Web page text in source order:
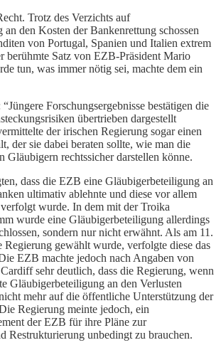
Trotz des Verzichts auf
den Kosten der Bankenrettung schossen
von Portugal, Spanien und Italien extrem
berühmte Satz von EZB-Präsident Mario
tun, was immer nötig sei, machte dem ein
Forschungsergebnisse bestätigen die
übertrieben dargestellt
der irischen Regierung sogar einen
der sie dabei beraten sollte, wie man die
Gläubigern rechtssicher darstellen könne.
dass die EZB eine Gläubigerbeteiligung an
ultimativ ablehnte und diese vor allem
wurde. In dem mit der Troika
wurde eine Gläubigerbeteiligung allerdings
sondern nur nicht erwähnt. Als am 11.
Regierung gewählt wurde, verfolgte diese das
EZB machte jedoch nach Angaben von
sehr deutlich, dass die Regierung, wenn
Gläubigerbeteiligung an den Verlusten
mehr auf die öffentliche Unterstützung der
Regierung meinte jedoch, ein
der EZB für ihre Pläne zur
Restrukturierung unbedingt zu brauchen.